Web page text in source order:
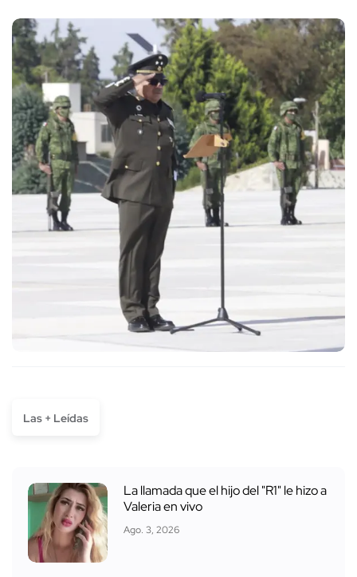
Las + Leídas
La llamada que el hijo del "R1" le hizo a
Valeria en vivo
Ago. 3, 2026